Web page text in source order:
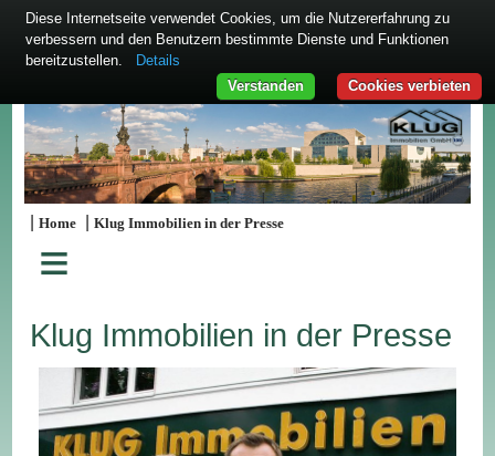
|Home |Klug Immobilien in der Presse
≡
Klug Immobilien in der Presse
Diese Internetseite verwendet Cookies, um die Nutzererfahrung zu
verbessern und den Benutzern bestimmte Dienste und Funktionen
bereitzustellen.
Details
Cookies verbieten
Verstanden